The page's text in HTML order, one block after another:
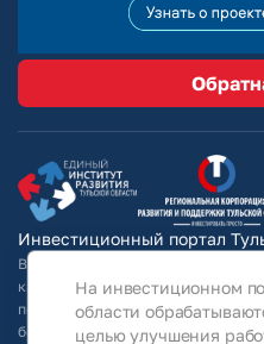
Инвестиционный портал
Вся информация на сайте носит
каких условиях не является
положениями Статьи 437
более подробной информации и
На инвестиционном
области
целью улучшения